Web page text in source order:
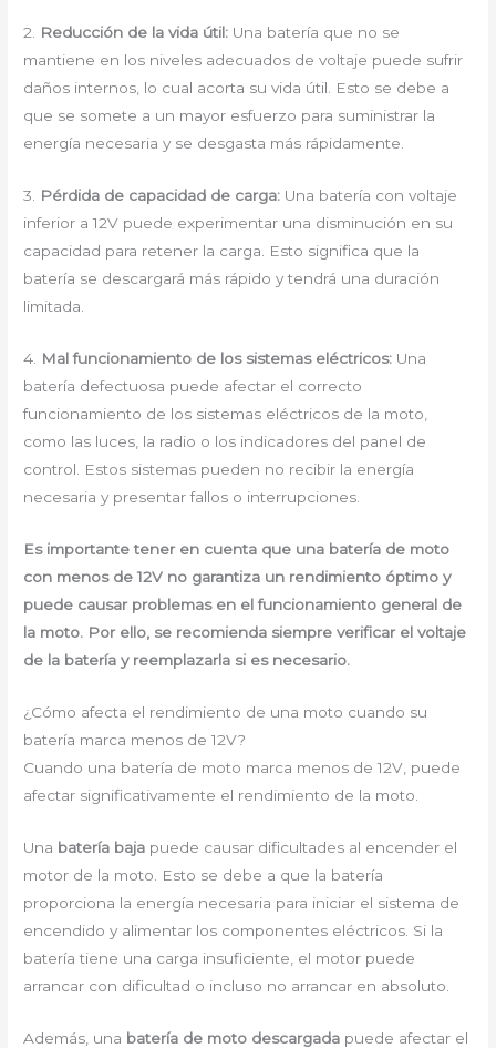
2. Reducción de la vida útil: Una batería que no se
mantiene en los niveles adecuados de voltaje puede sufrir
daños internos, lo cual acorta su vida útil. Esto se debe a
que se somete a un mayor esfuerzo para suministrar la
energía necesaria y se desgasta más rápidamente.
3. Pérdida de capacidad de carga: Una batería con voltaje
inferior a 12V puede experimentar una disminución en su
capacidad para retener la carga. Esto significa que la
batería se descargará más rápido y tendrá una duración
limitada.
4. Mal funcionamiento de los sistemas eléctricos: Una
batería defectuosa puede afectar el correcto
funcionamiento de los sistemas eléctricos de la moto,
como las luces, la radio o los indicadores del panel de
control. Estos sistemas pueden no recibir la energía
necesaria y presentar fallos o interrupciones.
Es importante tener en cuenta que una batería de moto
con menos de 12V no garantiza un rendimiento óptimo y
puede causar problemas en el funcionamiento general de
la moto. Por ello, se recomienda siempre verificar el voltaje
de la batería y reemplazarla si es necesario.
¿Cómo afecta el rendimiento de una moto cuando su
batería marca menos de 12V?
Cuando una batería de moto marca menos de 12V, puede
afectar significativamente el rendimiento de la moto.
Una batería baja puede causar dificultades al encender el
motor de la moto. Esto se debe a que la batería
proporciona la energía necesaria para iniciar el sistema de
encendido y alimentar los componentes eléctricos. Si la
batería tiene una carga insuficiente, el motor puede
arrancar con dificultad o incluso no arrancar en absoluto.
Además, una batería de moto descargada puede afectar el